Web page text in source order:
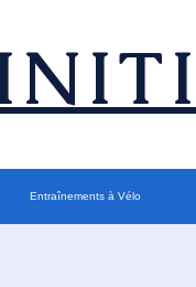
Entraînements à Vélo